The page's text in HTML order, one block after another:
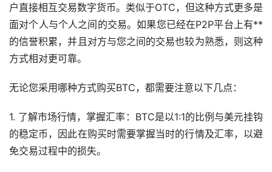
户直接相互交易数字货币。类似于OTC，但这种方式更多是
面对个人与个人之间的交易。如果您已经在P2P平台上有**
的信誉积累，并且对方与您之间的交易也较为熟悉，则这种
方式相对更可靠。
无论您采用哪种方式购买BTC，都需要注意以下几点：
1. 了解市场行情，掌握汇率：BTC是以1:1的比例与美元挂钩
的稳定币，因此在购买时需要掌握当时的行情及汇率，以避
免交易过程中的损失。